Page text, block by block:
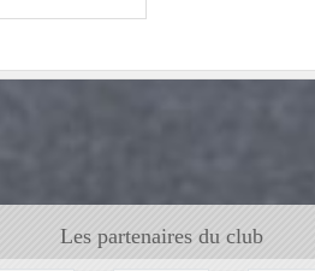
Les partenaires du club